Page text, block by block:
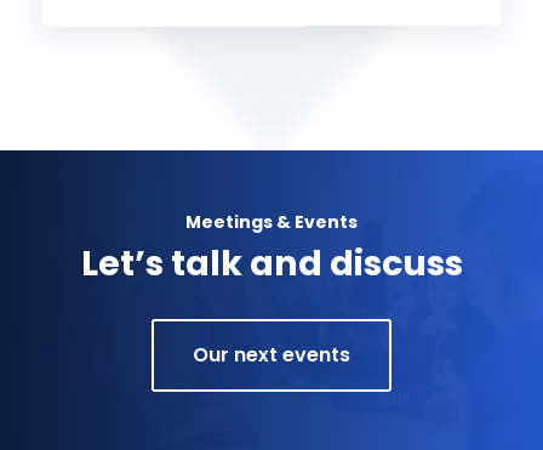
Meetings & Events
Let’s talk and discuss
Our next events